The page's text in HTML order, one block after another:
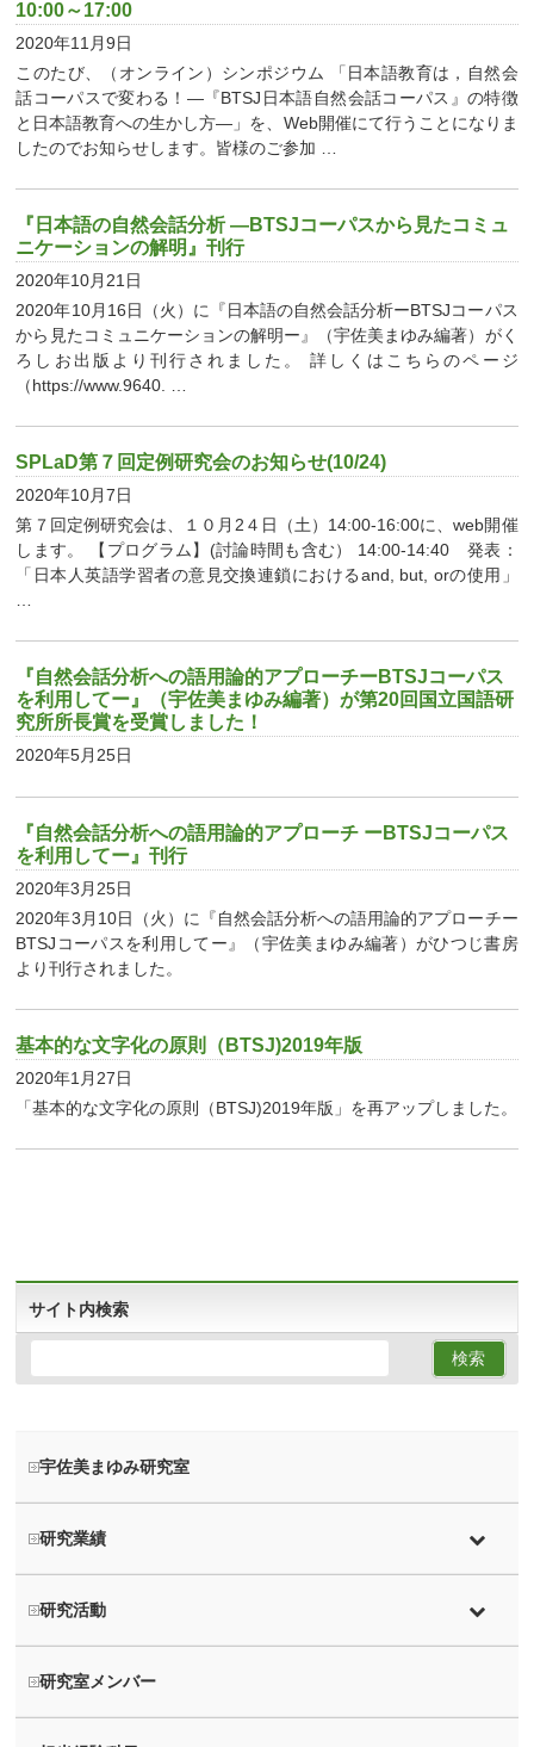
10:00～17:00
2020年11月9日
このたび、（オンライン）シンポジウム 「日本語教育は，自然会
話コーパスで変わる！―『BTSJ日本語自然会話コーパス』の特徴
と日本語教育への生かし方―」を、Web開催にて行うことになりま
したのでお知らせします。皆様のご参加 …
『日本語の自然会話分析 ―BTSJコーパスから見たコミュ
ニケーションの解明』刊行
2020年10月21日
2020年10月16日（火）に『日本語の自然会話分析ーBTSJコーパス
から見たコミュニケーションの解明ー』（宇佐美まゆみ編著）がく
ろしお出版より刊行されました。 詳しくはこちらのページ
（https://www.9640. …
SPLaD第７回定例研究会のお知らせ(10/24)
2020年10月7日
第７回定例研究会は、１０月2４日（土）14:00-16:00に、web開催
します。 【プログラム】(討論時間も含む） 14:00-14:40 発表：
「日本人英語学習者の意見交換連鎖におけるand, but, orの使用」
『自然会話分析への語用論的アプローチーBTSJコーパス
を利用してー』（宇佐美まゆみ編著）が第20回国立国語研
究所所長賞を受賞しました！
2020年5月25日
『自然会話分析への語用論的アプローチ ーBTSJコーパス
を利用してー』刊行
2020年3月25日
2020年3月10日（火）に『自然会話分析への語用論的アプローチー
BTSJコーパスを利用してー』（宇佐美まゆみ編著）がひつじ書房
より刊行されました。
基本的な文字化の原則（BTSJ)2019年版
2020年1月27日
「基本的な文字化の原則（BTSJ)2019年版」を再アップしました。
サイト内検索
宇佐美まゆみ研究室
研究業績
研究活動
研究室メンバー